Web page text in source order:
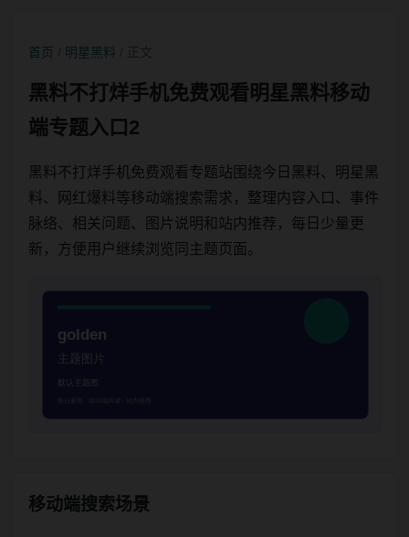
首页 明星黑料
黑料不打烊手机免费观看明星黑料移动
端专题入口2
黑料不打烊手机免费观看专题站围绕今日黑料、明星黑
料、网红爆料等移动端搜索需求，整理内容入口、事件
脉络、相关问题、图片说明和站内推荐，每日少量更
新，方便用户继续浏览同主题页面。
移动端搜索场景